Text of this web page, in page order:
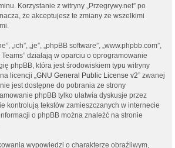
Korzystanie z witryny „Przegrywy.net” po
że akceptujesz te zmiany ze wszelkimi
„ich”, „je”, „phpBB software”, „www.phpbb.com”,
Teams” działają w oparciu o oprogramowanie
phpBB, która jest środowiskiem typu witryny
licencji „ GNU General Public License v2” zwanej
jest dostępne do pobrania ze strony
phpBB tylko ułatwia dyskusje przez
kontrolują tekstów zamieszczanych w internecie
o phpBB można znaleźć na stronie
wypowiedzi o charakterze obraźliwym,